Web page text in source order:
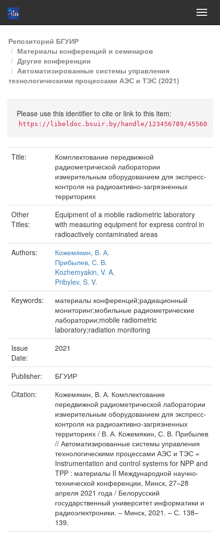
Skip
navigation
Репозиторий БГУИР
Материалы конференций и семинаров
Другие конференции
Автоматизированные системы управления
технологическими процессами АЭС и ТЭС (2021)
Please use this identifier to cite or link to this item:
https://libeldoc.bsuir.by/handle/123456789/45560
Title:
Комплектование передвижной
радиометрической лаборатории
измерительным оборудованием для экспресс-
контроля на радиоактивно-загрязненных
территориях
Other
Titles:
Equipment of a mobile radiometric laboratory
with measuring equipment for express control in
radioactively contaminated areas
Authors:
Кожемякин, В. А.
Прибылев, С. В.
Kozhemyakin, V. A.
Pribylev, S. V.
Keywords:
материалы конференций;радиационный
мониторинг;мобильные радиометрические
лаборатории;mobile radiometric
laboratory;radiation monitoring
Issue
Date:
2021
Publisher:
БГУИР
Citation:
Кожемякин, В. А. Комплектование
передвижной радиометрической лаборатории
измерительным оборудованием для экспресс-
контроля на радиоактивно-загрязненных
территориях / В. А. Кожемякин, С. В. Прибылев
// Автоматизированные системы управления
технологическими процессами АЭС и ТЭС =
Instrumentation and control systems for NPP and
TPP : материалы II Международной научно-
технической конференции, Минск, 27–28
апреля 2021 года / Белорусский
государственный университет информатики и
радиоэлектроники. – Минск, 2021. – С. 138–
139.